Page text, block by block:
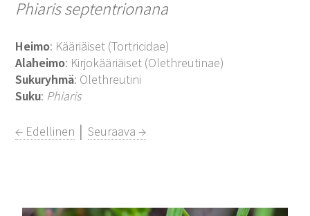
Phiaris septentrionana
Heimo: Kääriäiset (Tortricidae)
Alaheimo: Kirjokääriäiset (Olethreutinae)
Sukuryhmä: Olethreutini
Suku: Phiaris
← Edellinen │Seuraava →